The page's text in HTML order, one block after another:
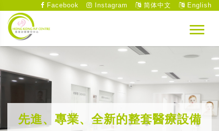
Facebook Instagram 简体中文 English
先進、專業、全新的整套醫療設備